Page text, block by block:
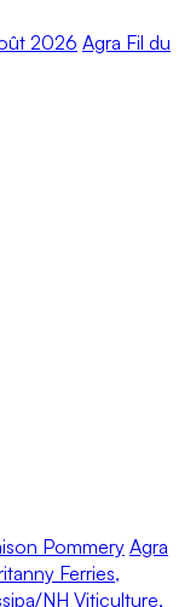
2026 Agra Fil du
Pommery Agra
Ferries,
NH Viticulture,